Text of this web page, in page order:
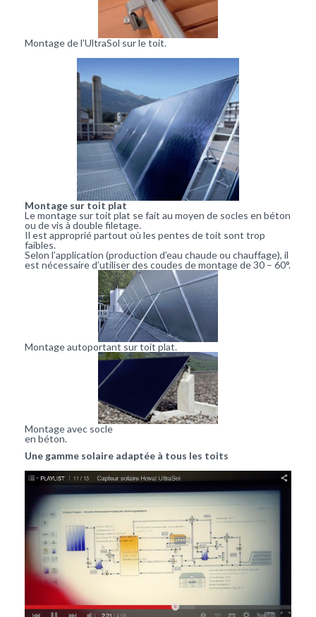
Montage de l’UltraSol sur le toit.
Montage sur toit plat
Le montage sur toit plat se fait au moyen de socles en béton
ou de vis à double filetage.
Il est approprié partout où les pentes de toit sont trop
faibles.
Selon l’application (production d’eau chaude ou chauffage), il
est nécessaire d’utiliser des coudes de montage de 30 – 60°.
Montage autoportant sur toit plat.
Montage avec socle
en béton.
Une gamme solaire adaptée à tous les toits